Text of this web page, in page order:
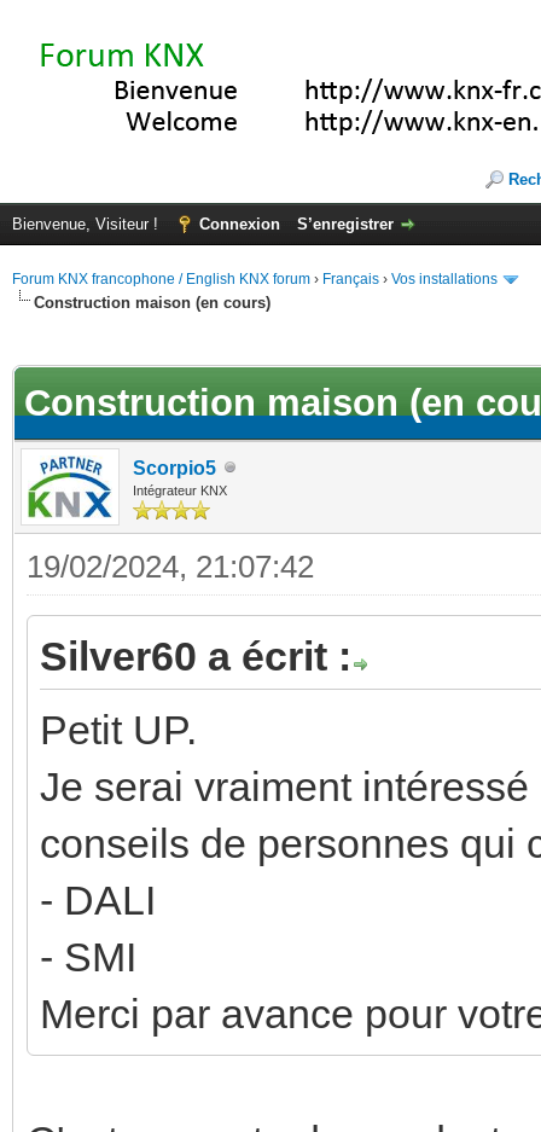
Bienvenue, Visiteur ! Connexion S’enregistrer
Forum KNX francophone / English KNX forum › Français › Vos installations
Construction maison (en cours)
Construction maison (en
Scorpio5
Intégrateur KNX
19/02/2024, 21:07:42
Silver60 a écrit :
Petit UP.
Je serai vraiment
conseils de personnes qui
- DALI
- SMI
Merci par avance pour